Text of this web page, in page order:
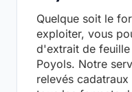
Quelque soit le
exploiter, vous
d'extrait de
Poyols. Notre
relevés